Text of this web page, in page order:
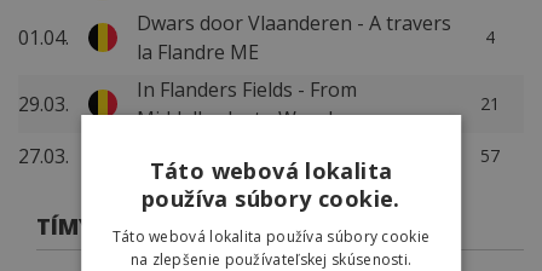
01.04.
Dwars door Vlaanderen - A travers
la Flandre ME
4
29.03.
In Flanders Fields - From
Middelkerke to Wevelgem
21
27.03. E3 Saxo Classic ME 57
TÍMY
Táto webová lokalita
používa súbory cookie.
Táto webová lokalita používa súbory cookie
na zlepšenie používateľskej skúsenosti.